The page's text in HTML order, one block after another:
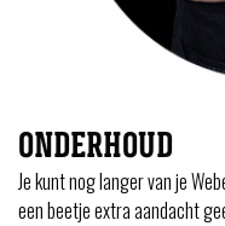
ONDERHOUD
Je kunt nog langer van je
een beetje extra aandacht